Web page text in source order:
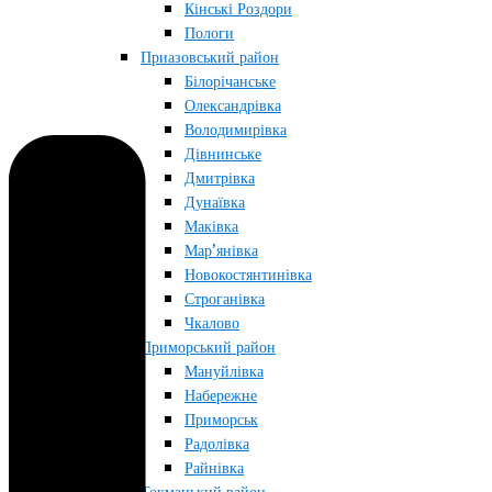
Кінські Роздори
Пологи
Приазовський район
Білорічанське
Олександрівка
Володимирівка
Дівнинське
Дмитрівка
Дунаївка
Маківка
Мар’янівка
Новокостянтинівка
Строганівка
Чкалово
Приморський район
Мануйлівка
Набережне
Приморськ
Радолівка
Райнівка